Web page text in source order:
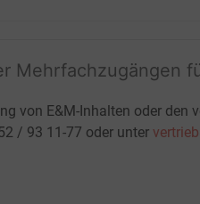
Mehrfachzugängen
von E&M-Inhalten oder den
/ 93 11-77 oder unter